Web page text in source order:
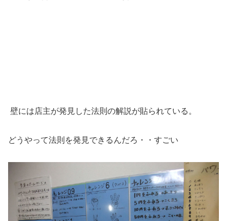
壁には店主が発見した法則の解説が貼られている。
どうやって法則を発見できるんだろ・・すごい